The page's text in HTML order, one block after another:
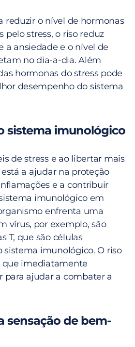
reduzir o nível de hormonas
pelo stress, o riso reduz
ansiedade e o nível de
no dia-a-dia. Além
hormonas do stress pode
desempenho do sistema
sistema imunológico
de stress e ao libertar mais
a ajudar na proteção
e a contribuir
imunológico em
enfrenta uma
vírus, por exemplo, são
T, que são células
sistema imunológico. O riso
que imediatamente
para ajudar a combater a
sensação de bem-